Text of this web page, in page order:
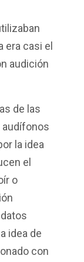
era casi el
audición
de las
audífonos
la idea
el
o
idea de
con